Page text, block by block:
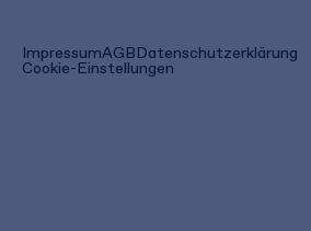
ImpressumAGB(öffnet
in
einem
Datenschutzerklärung
Cookie-Einstellungen